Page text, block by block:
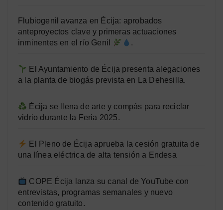
Flubiogenil avanza en Écija: aprobados
anteproyectos clave y primeras actuaciones
inminentes en el río Genil
.
El Ayuntamiento de Écija presenta alegaciones
a la planta de biogás prevista en La Dehesilla.
Écija se llena de arte y compás para reciclar
vidrio durante la Feria 2025.
El Pleno de Écija aprueba la cesión gratuita de
una línea eléctrica de alta tensión a Endesa
COPE Écija lanza su canal de YouTube con
entrevistas, programas semanales y nuevo
contenido gratuito.